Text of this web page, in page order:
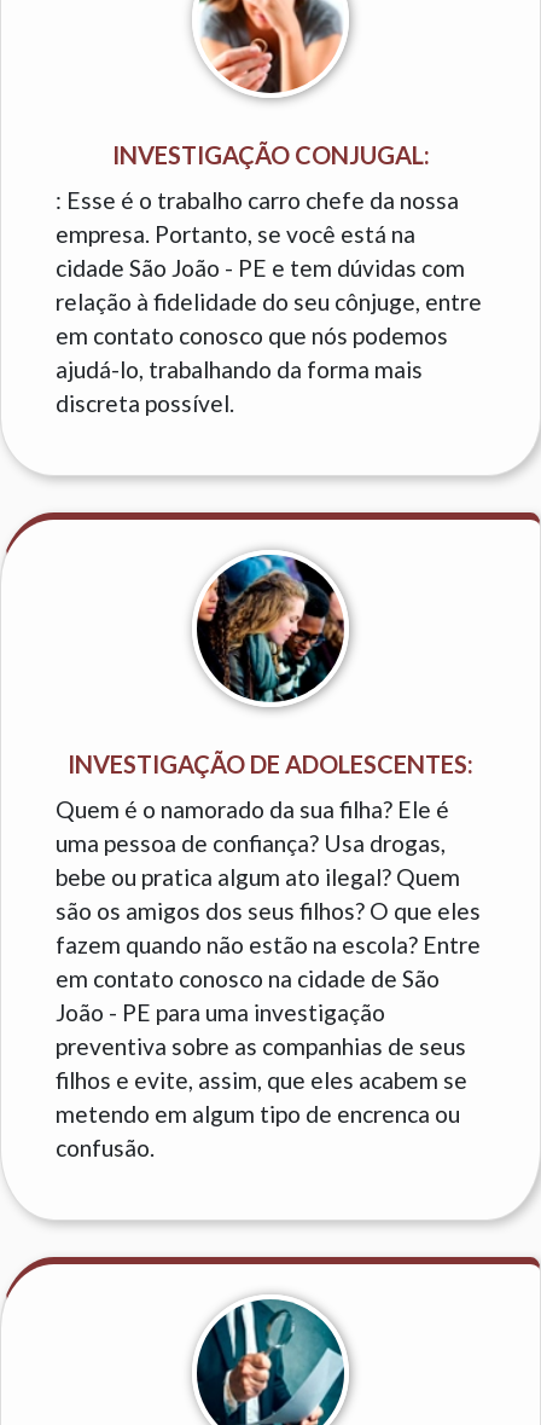
INVESTIGAÇÃO CONJUGAL:
: Esse é o trabalho carro chefe da nossa
empresa. Portanto, se você está na
cidade São João - PE e tem dúvidas com
relação à fidelidade do seu cônjuge, entre
em contato conosco que nós podemos
ajudá-lo, trabalhando da forma mais
discreta possível.
INVESTIGAÇÃO DE ADOLESCENTES:
Quem é o namorado da sua filha? Ele é
uma pessoa de confiança? Usa drogas,
bebe ou pratica algum ato ilegal? Quem
são os amigos dos seus filhos? O que eles
fazem quando não estão na escola? Entre
em contato conosco na cidade de São
João - PE para uma investigação
preventiva sobre as companhias de seus
filhos e evite, assim, que eles acabem se
metendo em algum tipo de encrenca ou
confusão.